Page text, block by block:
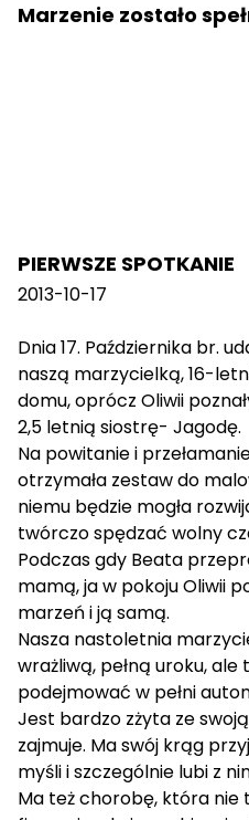
Marzenie zostało
PIERWSZE SPOTKANIE
2013-10-17
Dnia 17. Października br.
naszą marzycielką, 16-
domu, oprócz Oliwii
2,5 letnią siostrę- Jagodę.
Na powitanie i
otrzymała zestaw do
niemu będzie mogła
twórczo spędzać wolny
Podczas gdy Beata
mamą, ja w pokoju Oliwii
marzeń i ją samą.
Nasza nastoletnia
wrażliwą, pełną uroku,
podejmować w pełni
Jest bardzo zżyta ze
zajmuje. Ma swój krąg
myśli i szczególnie lubi z
Ma też chorobę, która nie